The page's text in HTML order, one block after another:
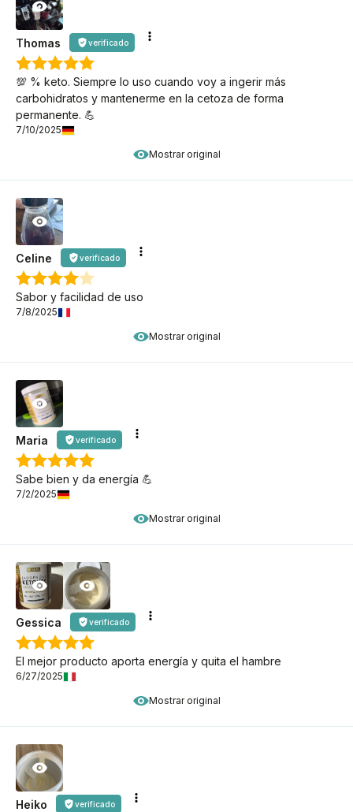
Mostrar original
Thomas verificado
💯 % keto. Siempre lo uso cuando voy a ingerir más
carbohidratos y mantenerme en la cetoza de forma
permanente. 💪
7/10/2025
Mostrar original
Celine verificado
Sabor y facilidad de uso
7/8/2025
Mostrar original
Maria verificado
Sabe bien y da energía 💪
7/2/2025
Mostrar original
Gessica verificado
El mejor producto aporta energía y quita el hambre
6/27/2025
Heiko verificado